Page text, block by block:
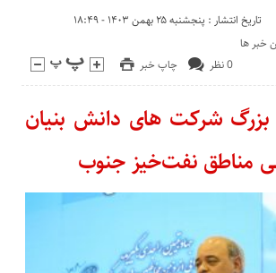
تاریخ انتشار : پنجشنبه ۲۵ بهمن ۱۴۰۳ - ۱۸:۴۹
چاپ خبر 0 نظر
خبر ها
بزرگ شرکت های دانش بنیان
مناطق نفت‌خیز جنوب